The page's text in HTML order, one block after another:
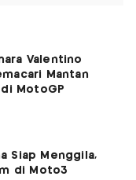
Valentino
Mantan
di MotoGP
Siap Menggila,
di Moto3